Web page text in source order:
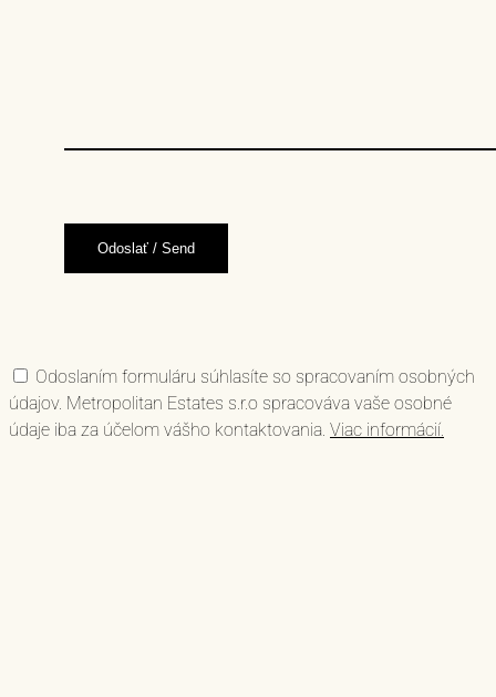
Odoslaním formuláru súhlasíte so spracovaním osobných
údajov. Metropolitan Estates s.r.o spracováva vaše osobné
údaje iba za účelom vášho kontaktovania. Viac informácií.